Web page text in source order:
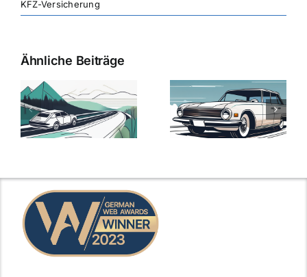
KFZ-Versicherung
Ähnliche Beiträge
Versicherung:
Günstige Kfz-
Versicherungstarife
mit Top-
Kfz-
Die besten
Angebote im